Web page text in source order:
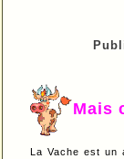
Mais
La Vache est un